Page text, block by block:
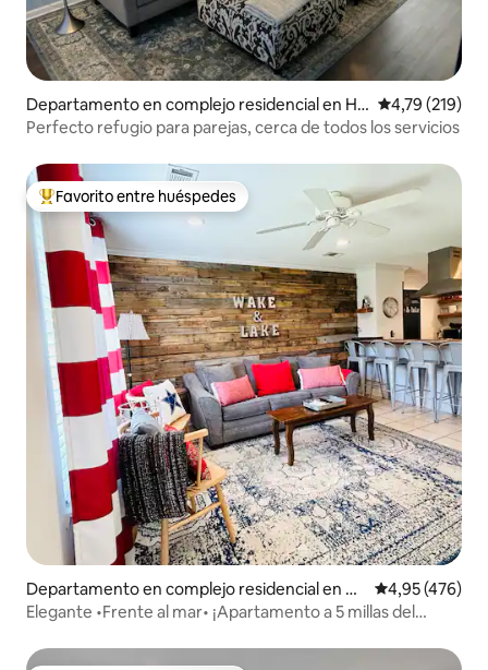
Departamento en complejo residencial en Ho
t Springs
Calificación
4,79 (219)
Perfecto refugio para parejas, cerca de todos los servicios
Favorito entre los huéspedes más destacados
Favorito entre huéspedes
Departamento en complejo residencial en H
ot Springs
Calificación
4,95 (476)
Elegante •Frente al mar• ¡Apartamento a 5 millas del